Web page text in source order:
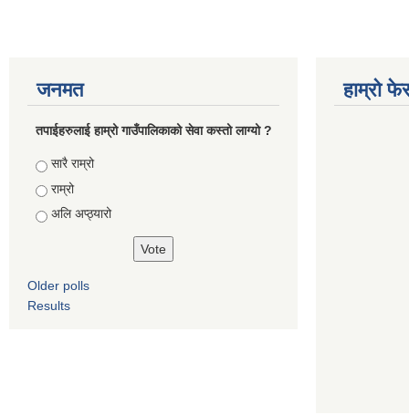
जनमत
तपाईहरुलाई हाम्रो गाउँपालिकाको सेवा कस्तो लाग्यो ?
Choices
सारै राम्रो
राम्रो
अलि अप्ठ्यारो
Older polls
Results
हाम्रो